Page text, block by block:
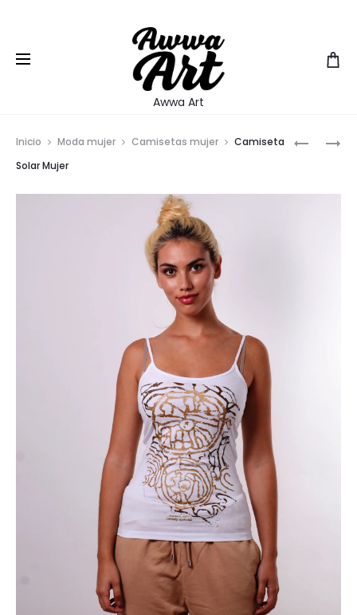
Awwa Art
Inicio Moda mujer Camisetas mujer
Camiseta
Solar Mujer